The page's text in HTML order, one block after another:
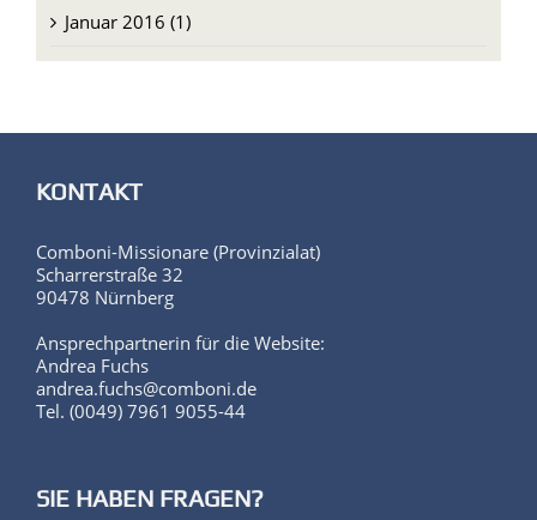
Januar 2016 (1)
KONTAKT
Comboni-Missionare (Provinzialat)
Scharrerstraße 32
90478 Nürnberg
Ansprechpartnerin für die Website:
Andrea Fuchs
andrea.fuchs@comboni.de
Tel. (0049) 7961 9055-44
SIE HABEN FRAGEN?